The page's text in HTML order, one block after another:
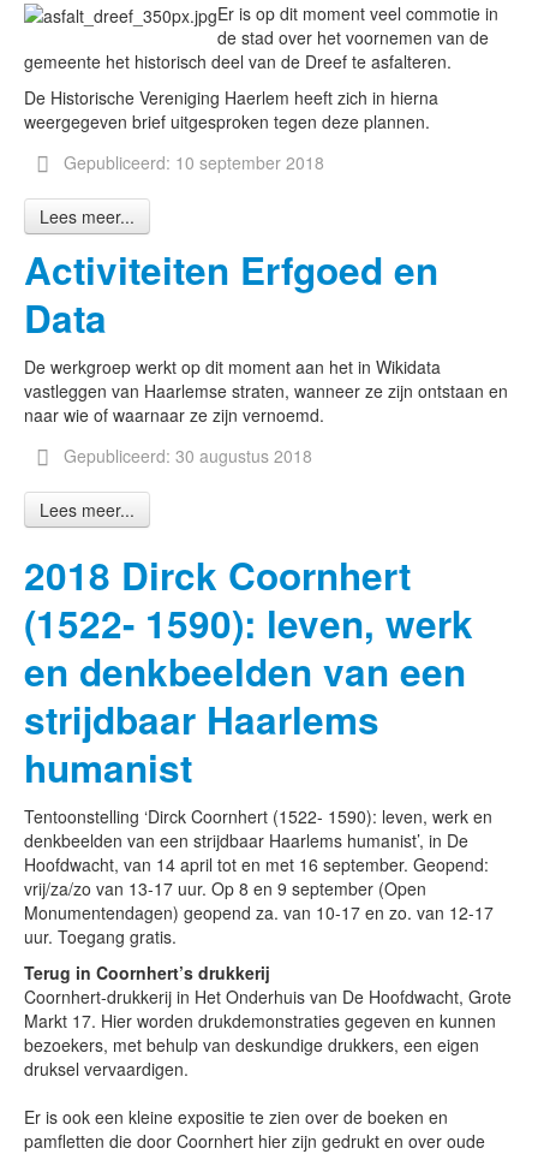
Er is op dit moment veel commotie in
de stad over het voornemen van de
gemeente het historisch deel van de Dreef te asfalteren.
De Historische Vereniging Haerlem heeft zich in hierna
weergegeven brief uitgesproken tegen deze plannen.
Gepubliceerd: 10 september 2018
Lees meer...
Activiteiten Erfgoed en
Data
De werkgroep werkt op dit moment aan het in Wikidata
vastleggen van Haarlemse straten, wanneer ze zijn ontstaan en
naar wie of waarnaar ze zijn vernoemd.
Gepubliceerd: 30 augustus 2018
Lees meer...
2018 Dirck Coornhert
(1522- 1590): leven, werk
en denkbeelden van een
strijdbaar Haarlems
humanist
Tentoonstelling ‘Dirck Coornhert (1522- 1590): leven, werk en
denkbeelden van een strijdbaar Haarlems humanist’, in De
Hoofdwacht, van 14 april tot en met 16 september. Geopend:
vrij/za/zo van 13-17 uur. Op 8 en 9 september (Open
Monumentendagen) geopend za. van 10-17 en zo. van 12-17
uur. Toegang gratis.
Terug in Coornhert’s drukkerij
Coornhert-drukkerij in Het Onderhuis van De Hoofdwacht, Grote
Markt 17. Hier worden drukdemonstraties gegeven en kunnen
bezoekers, met behulp van deskundige drukkers, een eigen
druksel vervaardigen.
Er is ook een kleine expositie te zien over de boeken en
pamfletten die door Coornhert hier zijn gedrukt en over oude